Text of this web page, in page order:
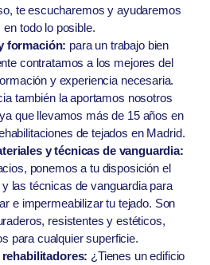
te escucharemos y ayudaremos
en todo lo posible.
formación: para un trabajo bien
contratamos a los mejores del
y experiencia necesaria.
también la aportamos nosotros
que llevamos más de 15 años en
de tejados en Madrid.
y técnicas de vanguardia:
ponemos a tu disposición el
las técnicas de vanguardia para
e impermeabilizar tu tejado. Son
resistentes y estéticos,
para cualquier superficie.
¿Tienes un edificio